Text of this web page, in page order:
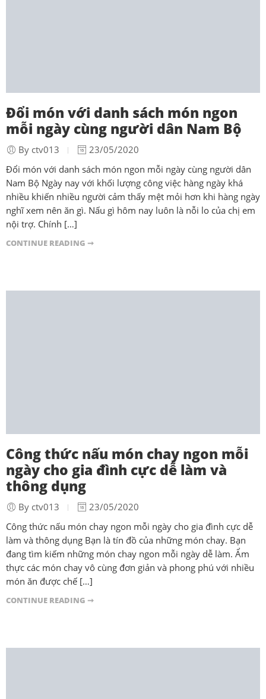
Đổi món với danh sách món ngon
mỗi ngày cùng người dân Nam Bộ
By ctv013
23/05/2020
Đổi món với danh sách món ngon mỗi ngày cùng người dân
Nam Bộ Ngày nay với khối lượng công việc hàng ngày khá
nhiều khiến nhiều người cảm thấy mệt mỏi hơn khi hàng ngày
nghĩ xem nên ăn gì. Nấu gì hôm nay luôn là nỗi lo của chị em
nội trợ. Chính […]
CONTINUE READING ➞
Công thức nấu món chay ngon mỗi
ngày cho gia đình cực dễ làm và
thông dụng
By ctv013
23/05/2020
Công thức nấu món chay ngon mỗi ngày cho gia đình cực dễ
làm và thông dụng Bạn là tín đồ của những món chay. Bạn
đang tìm kiếm những món chay ngon mỗi ngày dễ làm. Ẩm
thực các món chay vô cùng đơn giản và phong phú với nhiều
món ăn được chế […]
CONTINUE READING ➞